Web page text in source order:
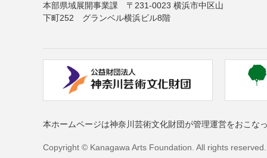
本部県域展開事業課 〒231-0023 横浜市中区山
下町252 グランベル横浜ビル8階
本ホームページは神奈川芸術文化財団が管理運営をおこな
Copyright © Kanagawa Arts Foundation. All rights reserved.